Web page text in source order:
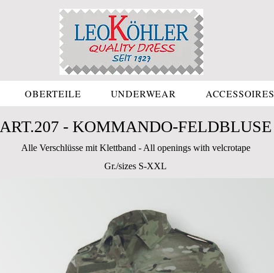
OBERTEILE UNDERWEAR ACCESSOIRES
ART.207 - KOMMANDO-FELDBLUSE
Alle Verschlüsse mit Klettband - All openings with velcrotape
Gr./sizes S-XXL